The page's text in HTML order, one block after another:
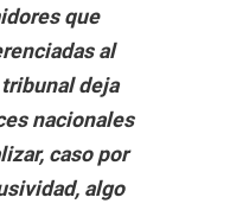
que
al
deja
nacionales
caso por
algo